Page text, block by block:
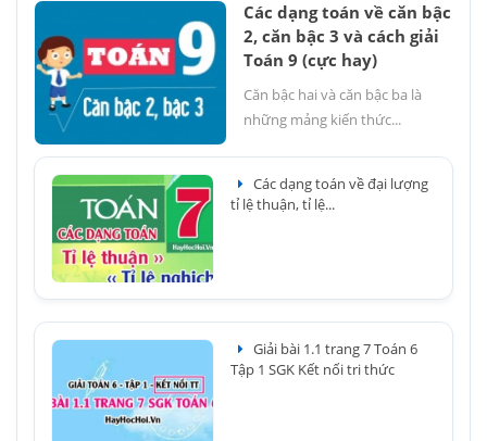
Các dạng toán về căn bậc
2, căn bậc 3 và cách giải
Toán 9 (cực hay)
Căn bậc hai và căn bậc ba là
những mảng kiến thức...
Các dạng toán về đại lượng
tỉ lệ thuận, tỉ lệ...
Giải bài 1.1 trang 7 Toán 6
Tập 1 SGK Kết nối tri thức